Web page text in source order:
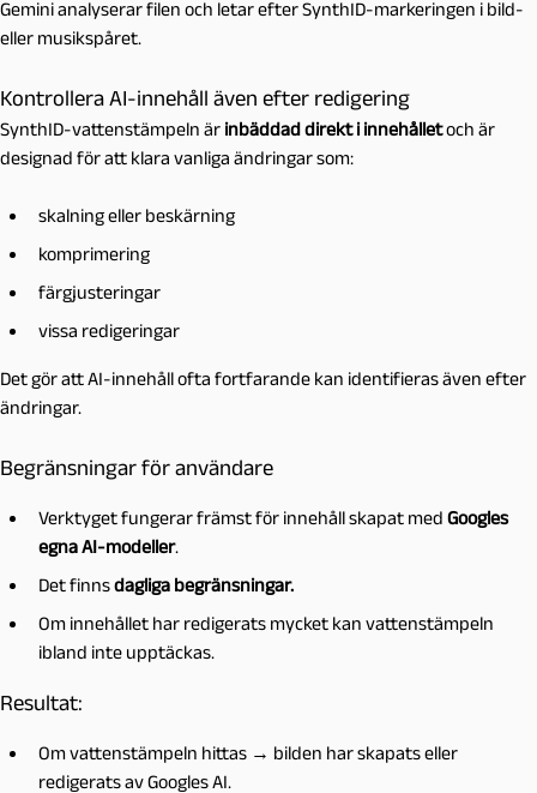
Gemini analyserar filen och letar efter SynthID-markeringen i bild-
eller musikspåret.
Kontrollera AI-innehåll även efter redigering
SynthID-vattenstämpeln är inbäddad direkt i innehålletoch är
designad för att klara vanliga ändringar som:
skalning eller beskärning
komprimering
färgjusteringar
vissa redigeringar
Det gör att AI-innehåll ofta fortfarande kan identifieras även efter
ändringar.
Begränsningar för användare
Verktyget fungerar främst för innehåll skapat med Googles
egna AI-modeller.
Det finnsdagliga begränsningar.
Om innehållet har redigerats mycket kan vattenstämpeln
ibland inte upptäckas.
Resultat:
Om vattenstämpeln hittas → bilden har skapats eller
redigerats av Googles AI.